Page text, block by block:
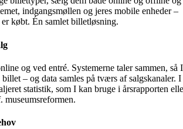
indgangsmøllen og jeres mobile enheder –
købt. Én samlet billetløsning.
og ved entré. Systemerne taler sammen, så I
– og data samles på tværs af salgskanaler. I
statistik, som I kan bruge i årsrapporten
museumsreformen.